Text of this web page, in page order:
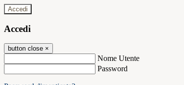
Accedi
Accedi
button close ×
Nome Utente
Password